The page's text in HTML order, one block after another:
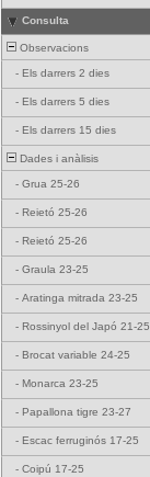
Consulta
Observacions
- Els darrers 2 dies
- Els darrers 5 dies
- Els darrers 15 dies
Dades i anàlisis
- Grua 25-26
- Reietó 25-26
- Reietó 25-26
- Graula 23-25
- Aratinga mitrada 23-25
- Rossinyol del Japó 21-25
- Brocat variable 24-25
- Monarca 23-25
- Papallona tigre 23-27
- Escac ferruginós 17-25
- Coipú 17-25